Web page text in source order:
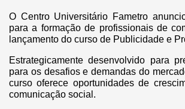
O Centro Universitário Fametro
para a formação de profissionais de
lançamento do curso de Publicidade e
Estrategicamente desenvolvido para
para os desafios e demandas do
curso oferece oportunidades de
comunicação social.